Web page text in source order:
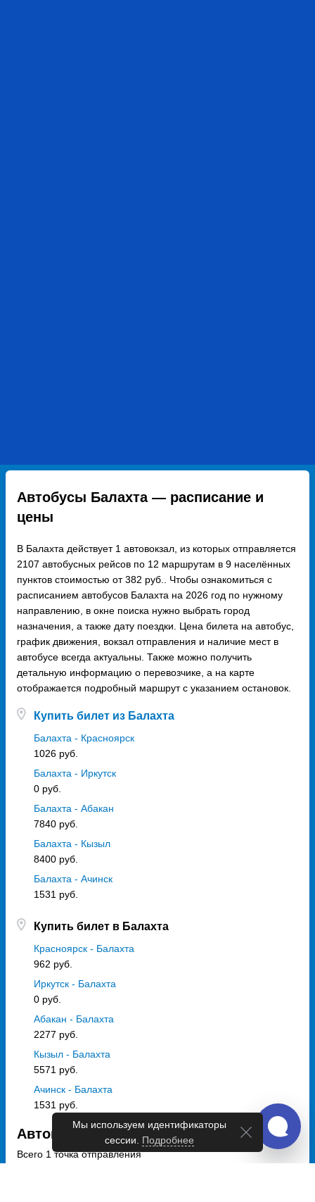
Автобусы Балахта — расписание и
цены
В Балахта действует 1 автовокзал, из которых отправляется
2107 автобусных рейсов по 12 маршрутам в 9 населённых
пунктов стоимостью от 382 руб.. Чтобы ознакомиться с
расписанием автобусов Балахта на 2026 год по нужному
направлению, в окне поиска нужно выбрать город
назначения, а также дату поездки. Цена билета на автобус,
график движения, вокзал отправления и наличие мест в
автобусе всегда актуальны. Также можно получить
детальную информацию о перевозчике, а на карте
отображается подробный маршрут с указанием остановок.
Купить билет из Балахта
Балахта - Красноярск
1026 руб.
Балахта - Иркутск
0 руб.
Балахта - Абакан
7840 руб.
Балахта - Кызыл
8400 руб.
Балахта - Ачинск
1531 руб.
Купить билет в Балахта
Красноярск - Балахта
962 руб.
Иркутск - Балахта
0 руб.
Абакан - Балахта
2277 руб.
Кызыл - Балахта
5571 руб.
Ачинск - Балахта
1531 руб.
Автовокзалы и автостанции Балахта
Всего 1 точка отправления
Мы используем идентификаторы
сессии. Подробнее